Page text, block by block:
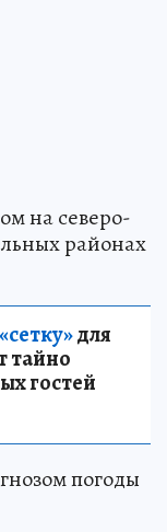
на северо-
районах
для
тайно
гостей
погоды